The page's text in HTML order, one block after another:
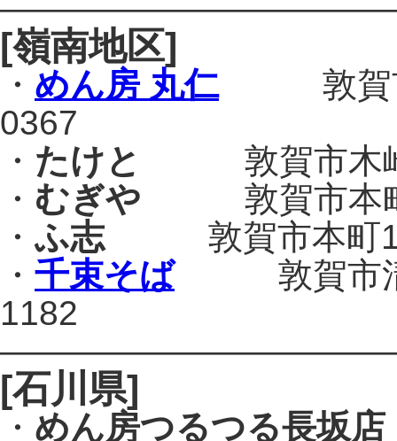
[嶺南地区]
・ めん房 丸仁敦賀市
0367
・ たけと
敦賀市木
・ むぎや 敦賀市本
・ふ志敦賀市本町
・ 千束そば敦賀市清
1182
[石川県]
・ めん房つるつる長坂店